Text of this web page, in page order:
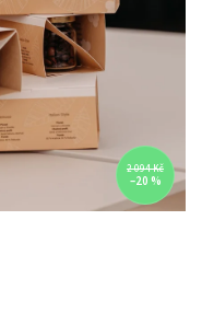
2 094 Kč
–20 %